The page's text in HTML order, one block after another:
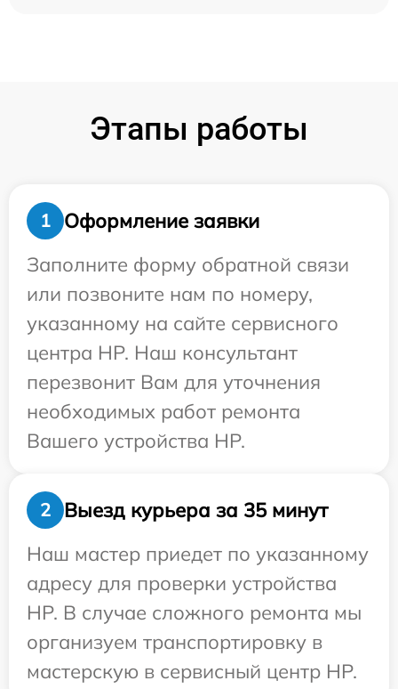
Этапы работы
1
Оформление заявки
Заполните форму обратной связи
или позвоните нам по номеру,
указанному на сайте сервисного
центра HP. Наш консультант
перезвонит Вам для уточнения
необходимых работ ремонта
Вашего устройства HP.
2
Выезд курьера за 35 минут
Наш мастер приедет по указанному
адресу для проверки устройства
HP. В случае сложного ремонта мы
организуем транспортировку в
мастерскую в сервисный центр HP.